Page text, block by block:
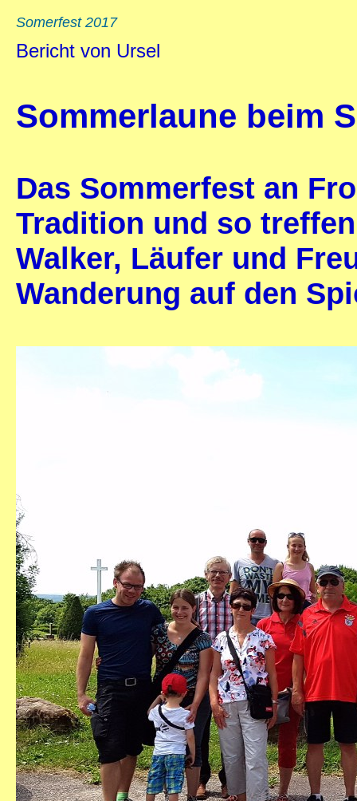
Somerfest 2017
Bericht von Ursel
Sommerlaune beim
Das Sommerfest an
Tradition und so
Walker, Läufer und
Wanderung auf den